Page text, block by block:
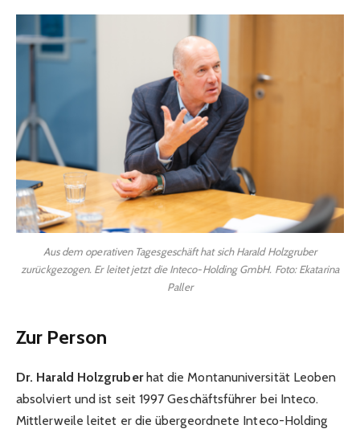
Aus dem operativen Tagesgeschäft hat sich Harald Holzgruber
zurückgezogen. Er leitet jetzt die Inteco-Holding GmbH. Foto: Ekatarina
Paller
Zur Person
Dr. Harald Holzgruberhat die Montanuniversität Leoben
absolviert und ist seit 1997 Geschäftsführer bei Inteco.
Mittlerweile leitet er die übergeordnete Inteco-Holding